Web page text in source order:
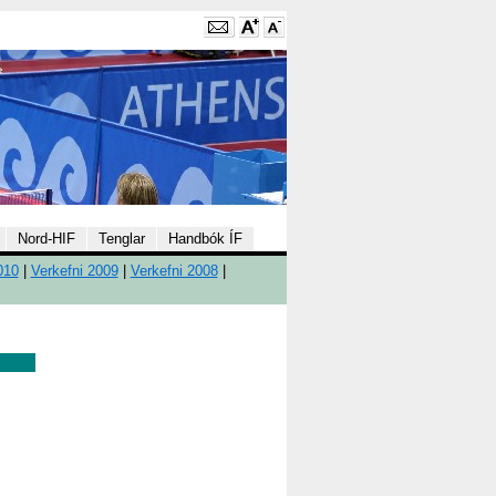
Nord-HIF Tenglar
Handbók ÍF
| Verkefni 2009| Verkefni 2008|